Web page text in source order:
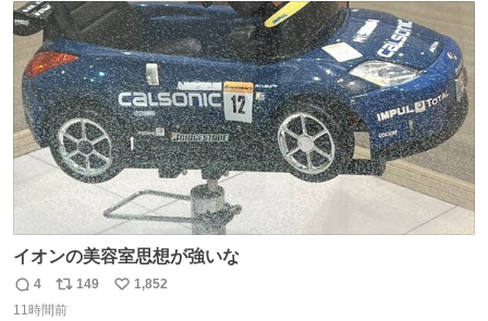
ト
数
数
イオンの美容室思想が強いな
返
4
リ
149
い
1,852
11時間前